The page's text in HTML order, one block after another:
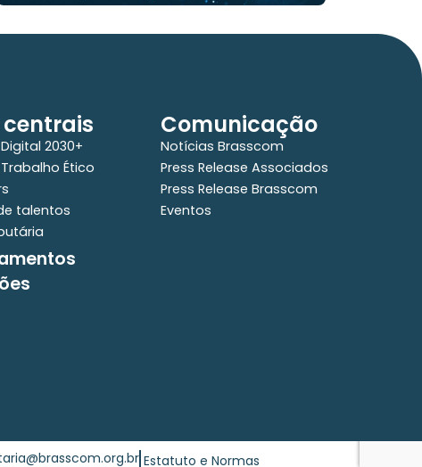
2030+
Ético
talentos
Comunicação
Notícias Brasscom
Press Release Associados
Press Release Brasscom
Eventos
Estatuto e Normas